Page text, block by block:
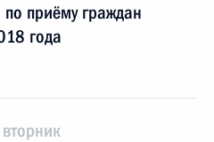
приёму граждан
года